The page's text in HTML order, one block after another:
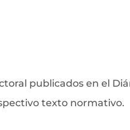
publicados en el
texto normativo.